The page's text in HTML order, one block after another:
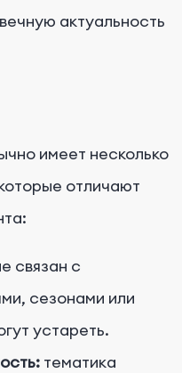
актуальность
имеет несколько
отличают
связан с
сезонами или
устареть.
тематика